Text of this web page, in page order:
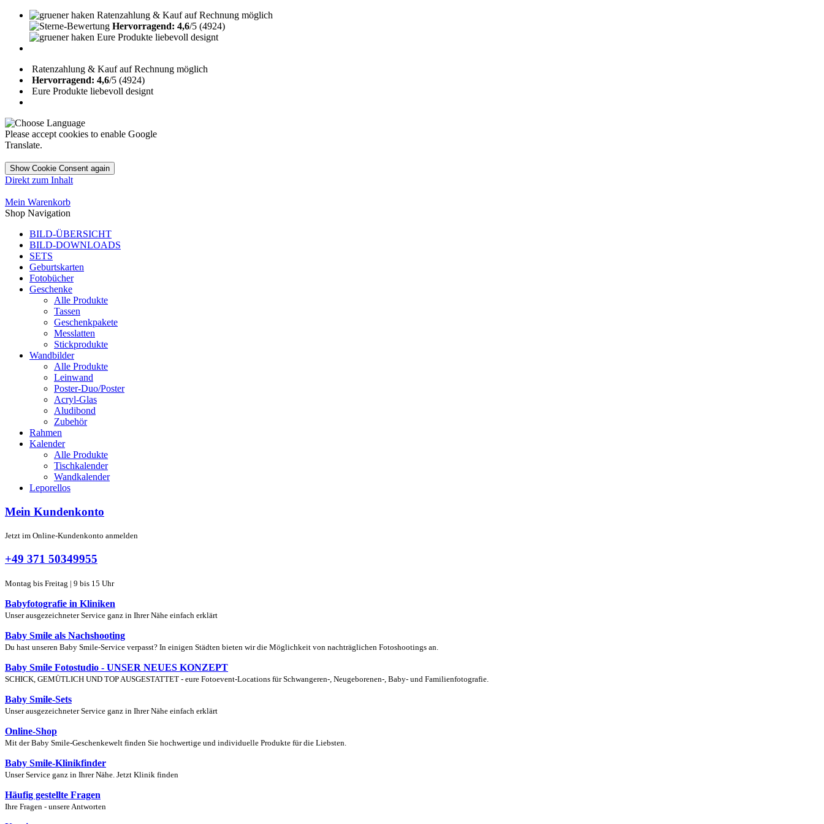
Ratenzahlung & Kauf auf Rechnung möglich
Hervorragend: 4,6/5 (4924)
Eure Produkte liebevoll designt
Ratenzahlung & Kauf auf Rechnung möglich
Hervorragend: 4,6/5 (4924)
Eure Produkte liebevoll designt
Please accept cookies to enable Google
Translate.
Show Cookie Consent again
Direkt zum Inhalt
Mein Warenkorb
Shop Navigation
BILD-ÜBERSICHT
BILD-DOWNLOADS
SETS
Geburtskarten
Fotobücher
Geschenke
Alle Produkte
Tassen
Geschenkpakete
Messlatten
Stickprodukte
Wandbilder
Alle Produkte
Leinwand
Poster-Duo/Poster
Acryl-Glas
Aludibond
Zubehör
Rahmen
Kalender
Alle Produkte
Tischkalender
Wandkalender
Leporellos
Mein Kundenkonto
Jetzt im Online-Kundenkonto anmelden
+49 371 50349955
Montag bis Freitag | 9 bis 15 Uhr
Babyfotografie in Kliniken
Unser ausgezeichneter Service ganz in Ihrer Nähe einfach erklärt
Baby Smile als Nachshooting
Du hast unseren Baby Smile-Service verpasst? In einigen Städten bieten wir die Möglichkeit von nachträglichen Fotoshootings an.
Baby Smile Fotostudio - UNSER NEUES KONZEPT
SCHICK, GEMÜTLICH UND TOP AUSGESTATTET - eure Fotoevent-Locations für Schwangeren-, Neugeborenen-, Baby- und Familienfotografie.
Baby Smile-Sets
Unser ausgezeichneter Service ganz in Ihrer Nähe einfach erklärt
Online-Shop
Mit der Baby Smile-Geschenkewelt finden Sie hochwertige und individuelle Produkte für die Liebsten.
Baby Smile-Klinikfinder
Unser Service ganz in Ihrer Nähe. Jetzt Klinik finden
Häufig gestellte Fragen
Ihre Fragen - unsere Antworten